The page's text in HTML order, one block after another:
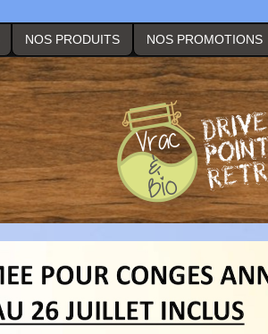
NOS PRODUITS NOS PROMOTIONS